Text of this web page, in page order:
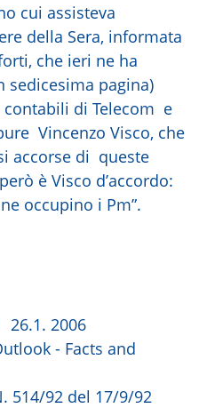
cui assisteva
della Sera, informata
che ieri ne ha
sedicesima pagina)
di Telecom e
Vincenzo Visco, che
accorse di queste
è Visco d’accordo:
occupino i Pm”.
26.1. 2006
- Facts and
514/92 del 17/9/92